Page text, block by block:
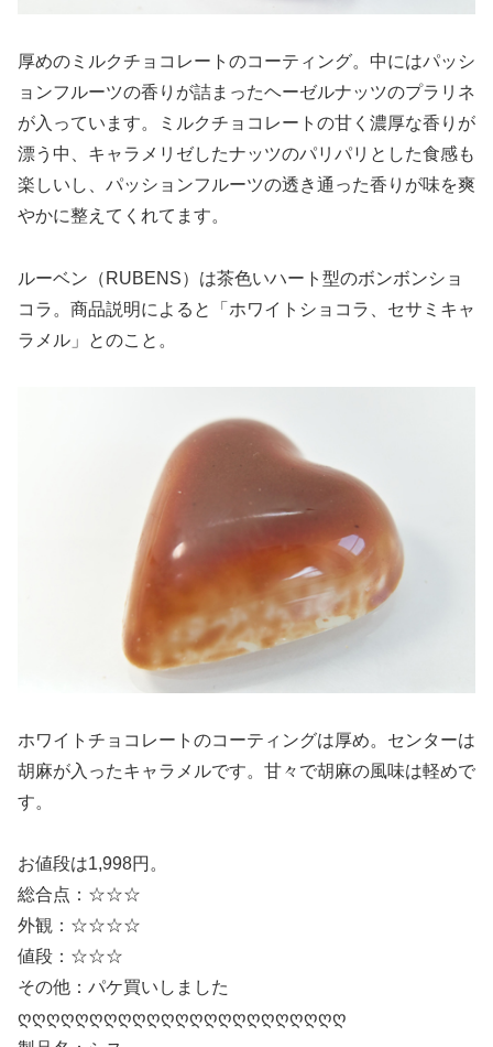
厚めのミルクチョコレートのコーティング。中にはパッシ
ョンフルーツの香りが詰まったヘーゼルナッツのプラリネ
が入っています。ミルクチョコレートの甘く濃厚な香りが
漂う中、キャラメリゼしたナッツのパリパリとした食感も
楽しいし、パッションフルーツの透き通った香りが味を爽
やかに整えてくれてます。
ルーベン（RUBENS）は茶色いハート型のボンボンショ
コラ。商品説明によると「ホワイトショコラ、セサミキャ
ラメル」とのこと。
ホワイトチョコレートのコーティングは厚め。センターは
胡麻が入ったキャラメルです。甘々で胡麻の風味は軽めで
す。
お値段は1,998円。
総合点：☆☆☆
外観：☆☆☆☆
値段：☆☆☆
その他：パケ買いしました
ღღღღღღღღღღღღღღღღღღღღღღღ